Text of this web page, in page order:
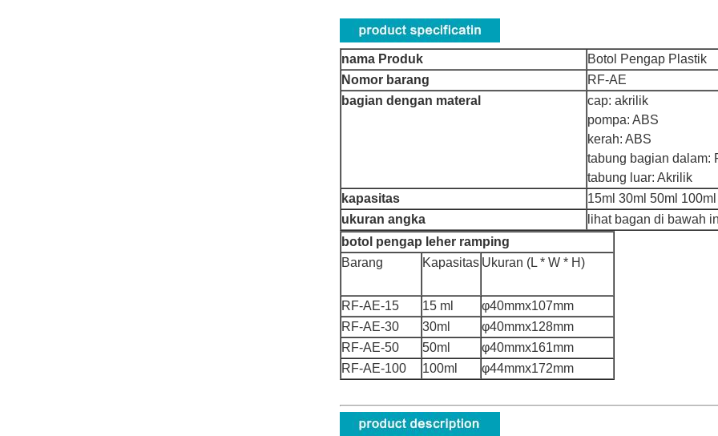
nama Produk
Botol Pengap Plastik
Nomor barang
RF-AE
bagian dengan materal
cap: akrilik
pompa: ABS
kerah: ABS
tabung bagian dalam:
tabung luar: Akrilik
kapasitas
15ml 30ml 50ml 100ml
ukuran angka
lihat bagan di bawah
botol pengap leher ramping
Barang
Kapasitas Ukuran (L * W * H)
RF-AE-15 15 ml
φ40mmx107mm
RF-AE-30
30ml
φ40mmx128mm
RF-AE-50
50ml
φ40mmx161mm
RF-AE-100
100ml φ44mmx172mm